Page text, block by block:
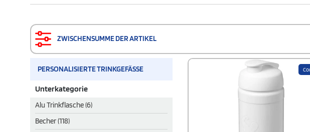
ZWISCHENSUMME DER ARTIKEL
PERSONALISIERTE TRINKGEFÄSSE
Unterkategorie
Alu Trinkflasche (6)
Becher (118)